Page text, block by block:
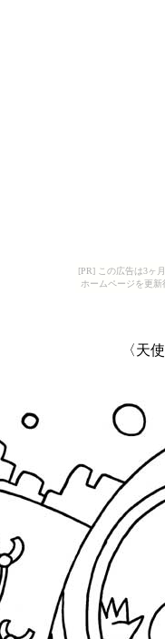
[PR] この広告は3ヶ
ホームページを更
〈天